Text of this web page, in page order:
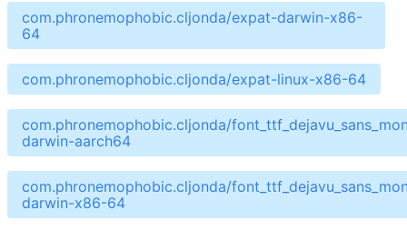
com.phronemophobic.cljonda/expat-darwin-x86-
64
com.phronemophobic.cljonda/expat-linux-x86-64
com.phronemophobic.cljonda/
darwin-aarch64
com.phronemophobic.cljonda/
darwin-x86-64